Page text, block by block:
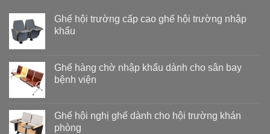
Ghế hội trường cấp cao ghế hội trường nhập
khẩu
Ghế hàng chờ nhập khẩu dành cho sân bay
bệnh viện
Ghế hội nghị ghế dành cho hội trường khán
phòng